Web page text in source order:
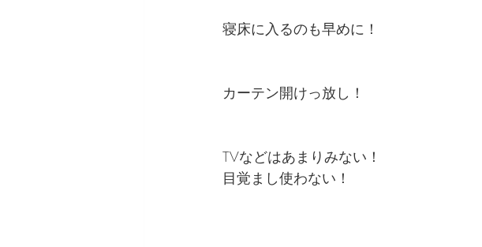
寝床に入るのも早めに！
カーテン開けっ放し！
TVなどはあまりみない！
目覚まし使わない！